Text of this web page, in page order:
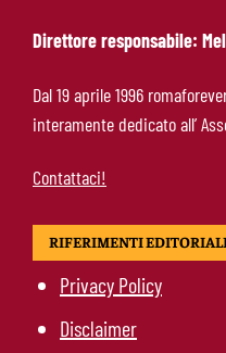
Direttore responsabile:
Dal 19 aprile 1996
interamente dedicato all’
Contattaci!
RIFERIMENTI
Privacy Policy
Disclaimer